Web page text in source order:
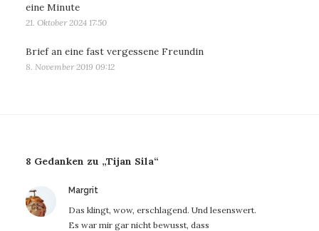
eine Minute
21. Oktober 2024 17:50
Brief an eine fast vergessene Freundin
8. November 2019 09:12
8 Gedanken zu „Tijan Sila“
Margritsagt:
Das klingt, wow, erschlagend. Und lesenswert.
Es war mir gar nicht bewusst, dass